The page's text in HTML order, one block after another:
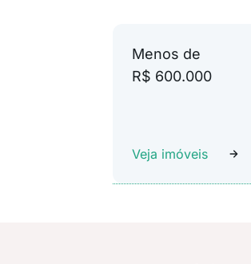
Menos de
R$ 600.000
Veja imóveis